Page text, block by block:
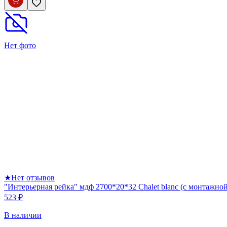
Нет фото
★Нет отзывов
"Интерьерная рейка" мдф 2700*20*32 Chalet blanc (с
523 ₽
В наличии